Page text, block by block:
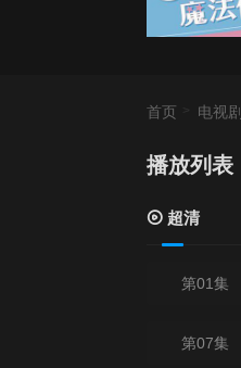
首页 电视剧
播放列表
超清
第01集
第07集